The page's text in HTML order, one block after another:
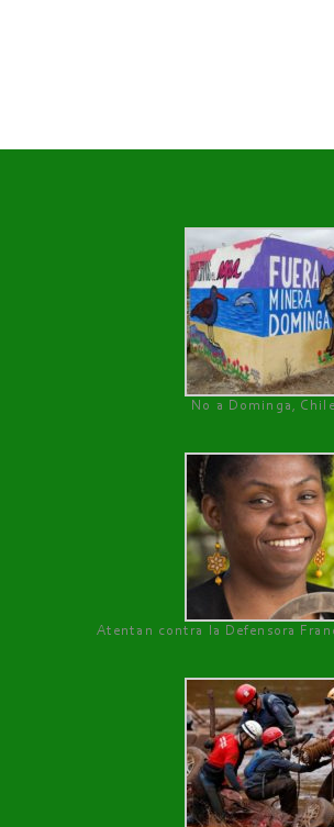
No a Dominga, Chile
Atentan contra la Defensora